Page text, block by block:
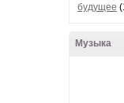
будущее
Музыка